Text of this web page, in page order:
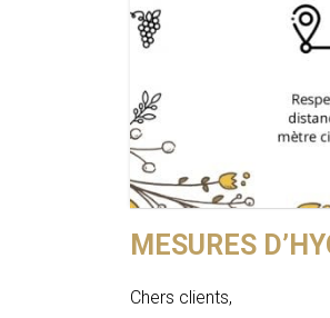
MESURES
Chers clients,